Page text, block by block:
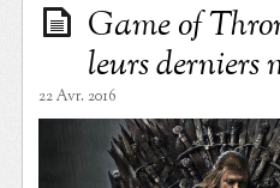
Game of
leurs derniers
22 Avr. 2016